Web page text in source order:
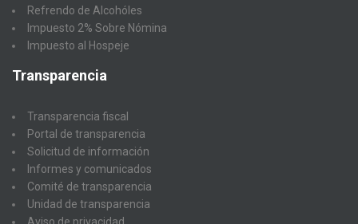
Refrendo de Alcohóles
Impuesto 2% Sobre Nómina
Impuesto al Hospeje
Transparencia
Transparencia fiscal
Portal de transparencia
Solicitud de información
Informes y comunicados
Comité de transparencia
Unidad de transparencia